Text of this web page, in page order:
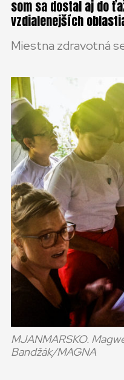
som sa dostal aj do
vzdialenejších
Miestna zdravotná
MJANMARSKO.
Bandžák/MAGNA